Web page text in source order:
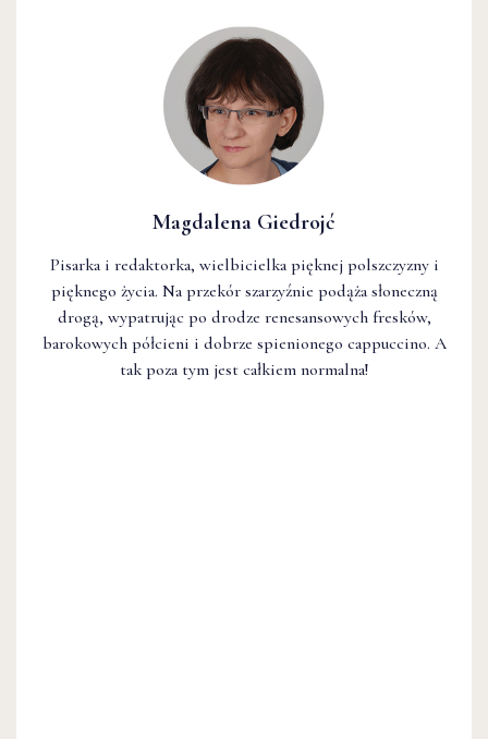
Magdalena Giedrojć
Pisarka i redaktorka, wielbicielka pięknej polszczyzny i
pięknego życia. Na przekór szarzyźnie podąża słoneczną
drogą, wypatrując po drodze renesansowych fresków,
barokowych półcieni i dobrze spienionego cappuccino. A
tak poza tym jest całkiem normalna!